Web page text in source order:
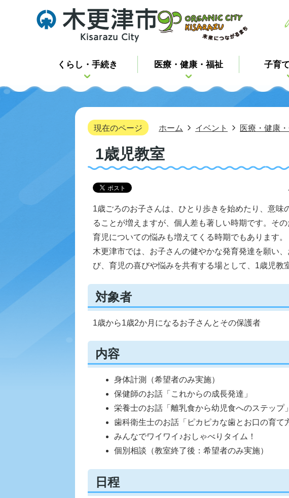
くらし・手続き 医療・健康・福祉 子育
現在のページ ホーム イベント 医療・健康
1歳児教室
1歳ごろのお子さんは、ひとり歩きを始めたり、意味
ることが増えますが、個人差も著しい時期です。そ
育児についての悩みも増えてくる時期でもあります。
木更津市では、お子さんの健やかな発育発達を願い
び、育児の喜びや悩みを共有する場として、1歳児教
対象者
1歳から1歳2か月になるお子さんとその保護者
内容
身体計測（希望者のみ実施）
保健師のお話「これからの成長発達」
栄養士のお話「離乳食から幼児食へのステップ」
歯科衛生士のお話「ピカピカな歯とお口の育て
みんなでワイワイ♪おしゃべりタイム！
個別相談（教室終了後：希望者のみ実施）
日程